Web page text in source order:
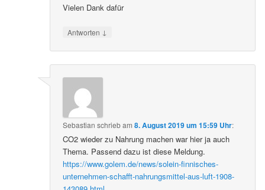
Vielen Dank dafür
Antworten ↓
Sebastian schriebam8. August 2019 um 15:59 Uhr:
CO2 wieder zu Nahrung machen war hier ja auch
Thema. Passend dazu ist diese Meldung.
https://www.golem.de/news/solein-finnisches-
unternehmen-schafft-nahrungsmittel-aus-luft-1908-